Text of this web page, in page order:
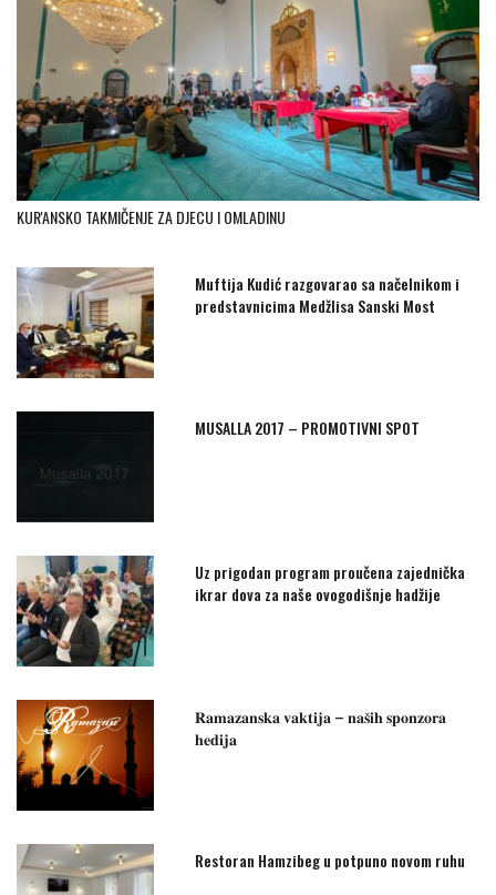
KUR'ANSKO TAKMIČENJE ZA DJECU I OMLADINU
Muftija Kudić razgovarao sa načelnikom i
predstavnicima Medžlisa Sanski Most
MUSALLA 2017 – PROMOTIVNI SPOT
Uz prigodan program proučena zajednička
ikrar dova za naše ovogodišnje hadžije
𝐑𝐚𝐦𝐚𝐳𝐚𝐧𝐬𝐤𝐚 𝐯𝐚𝐤𝐭𝐢𝐣𝐚 – 𝐧𝐚𝐬̌𝐢𝐡 𝐬𝐩𝐨𝐧𝐳𝐨𝐫𝐚
𝐡𝐞𝐝𝐢𝐣𝐚
Restoran Hamzibeg u potpuno novom ruhu